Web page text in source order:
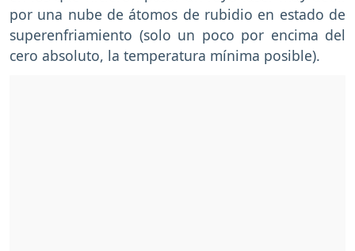
por una nube de átomos de rubidio en estado de
superenfriamiento (solo un poco por encima del
cero absoluto, la temperatura mínima posible).